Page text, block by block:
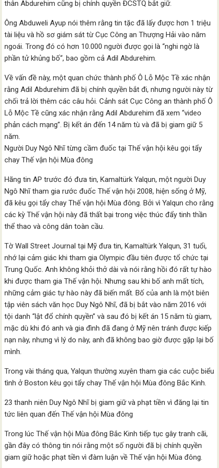
thân Abdurehim cũng bị chính quyền ĐCSTQ bắt giữ.
Ông Abduweli Ayup nói thêm rằng tin tặc đã lấy được hơn 1 triệu
tài liệu và hồ sơ giám sát từ Cục Công an Thượng Hải vào năm
ngoái. Trong đó có hơn 10.000 người được gọi là “nghi ngờ là
phần tử khủng bố“, bao gồm cả Adil Abdurehim.
Về vấn đề này, một quan chức thành phố Ô Lỗ Mộc Tề xác nhận
rằng Adil Abdurehim đã bị chính quyền bắt đi, nhưng người này từ
chối trả lời thêm các câu hỏi. Cảnh sát Cục Công an thành phố Ô
Lỗ Mộc Tề cũng xác nhận rằng Adil Abdurehim đã xem “video
phản cách mạng”. Bị kết án đến 14 năm tù và đã bị giam giữ 5
năm.
Người Duy Ngô Nhĩ từng cầm đuốc tại Thế vận hội kêu gọi tẩy
chay Thế vận hội Mùa đông
Hãng tin AP trước đó đưa tin, Kamaltürk Yalqun, một người Duy
Ngô Nhĩ tham gia rước đuốc Thế vận hội 2008, hiện sống ở Mỹ,
đã kêu gọi tẩy chay Thế vận hội Mùa đông. Bởi vì Yalqun cho rằng
các kỳ Thế vận hội này đã thất bại trong việc thúc đẩy tinh thần
thể thao và công dân toàn cầu.
Tờ Wall Street Journal tại Mỹ đưa tin, Kamaltürk Yalqun, 31 tuổi,
nhớ lại cảm giác khi tham gia Olympic đầu tiên được tổ chức tại
Trung Quốc. Anh không khỏi thở dài và nói rằng hồi đó rất tự hào
khi được tham gia Thế vận hội. Nhưng sau khi bố anh mất tích,
những cảm giác tự hào này đã biến mất. Bố của anh là một biên
tập viên sách văn học Duy Ngô Nhĩ, đã bị bắt vào năm 2016 với
tội danh “lật đổ chính quyền” và sau đó bị kết án 15 năm tù giam,
mặc dù khi đó anh và gia đình đã đang ở Mỹ nên tránh được kiếp
nạn này, nhưng vì lý do này, anh đã không bao giờ được gặp lại bố
mình.
Trong vài tháng qua, Yalqun thường xuyên tham gia các cuộc biểu
tình ở Boston kêu gọi tẩy chay Thế vận hội Mùa đông Bắc Kinh.
23 thanh niên Duy Ngô Nhĩ bị giam giữ và phạt tiền vì đăng lại tin
tức liên quan đến Thế vận hội Mùa đông
Trong lúc Thế vận hội Mùa đông Bắc Kinh tiếp tục gây tranh cãi,
gần đây có thông tin nói rằng một số người đã bị chính quyền
giam giữ hoặc phạt tiền vì đàm luận về Thế vận hội Mùa đông.